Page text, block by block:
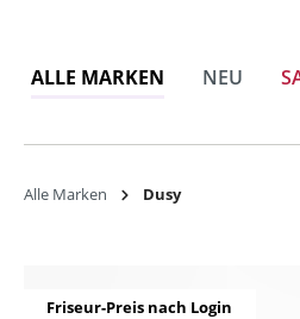
ALLE MARKEN NEU
Alle Marken Dusy
Friseur-Preis nach Login